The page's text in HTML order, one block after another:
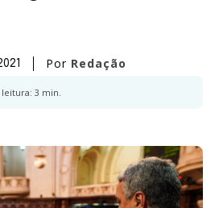
Por Redação
3 min.